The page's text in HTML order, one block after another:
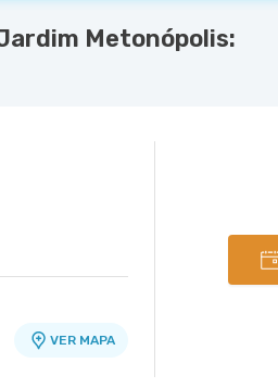
Metonópolis:
VER MAPA